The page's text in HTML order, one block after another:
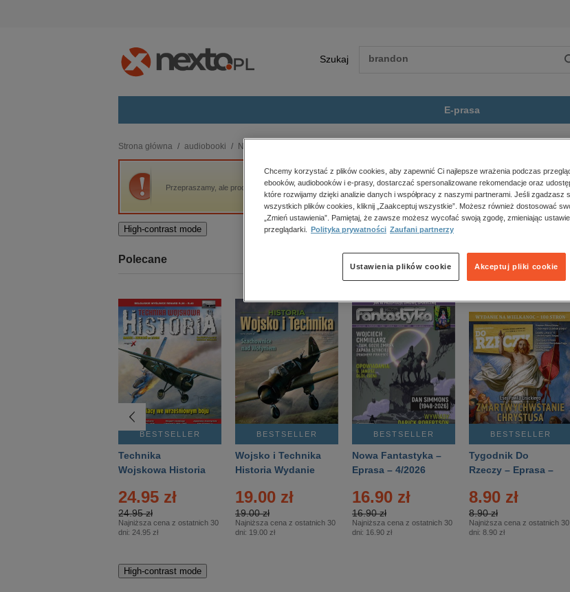
Szukaj
E-prasa
budownictwo, aranżacja wnętrz
biznesowe, branżowe, gospodarka
darmowe wydania
edukacja
kobiece, lifestyle, kultura
polityka, społeczno-informacyjne
psychologiczne
inne
popularno-naukowe
historia
zdrowie
religie
Strona główna audiobooki Naukowe i akademickie
Przepraszamy, ale produkt „Bitwa nad Berezyną 1812. Wielka ucieczka Napoleona” nie jest dostępny.
High-contrast mode
Polecane
BESTSELLER
Technika
Wojskowa Historia
24.95 zł
24.95 zł
Najniższa cena z ostatnich 30
dni: 24.95 zł
BESTSELLER
Wojsko i Technika
Historia Wydanie
– 2/2026
19.00 zł
19.00 zł
Najniższa cena z ostatnich 30
dni: 19.00 zł
BESTSELLER
Nowa Fantastyka –
Eprasa – 4/2026
16.90 zł
16.90 zł
Najniższa cena z ostatnich 30
dni: 16.90 zł
BESTSELLER
Tygodnik Do
Rzeczy – Eprasa –
8.90 zł
8.90 zł
Najniższa cena z ostatnich 30
dni: 8.90 zł
High-contrast mode
Chcemy korzystać z plików cookies, aby zapewnić Ci najlepsze wrażenia podczas
ebooków, audiobooków i e-prasy, dostarczać spersonalizowane rekomendacje oraz
które rozwijamy dzięki analizie danych i współpracy z naszymi partnerami. Jeśli zgadzasz
wszystkich plików cookies, kliknij „Zaakceptuj wszystkie”. Możesz również dostosować
„Zmień ustawienia”. Pamiętaj, że zawsze możesz wycofać swoją zgodę, zmieniając
przeglądarki.
Polityka prywatności Zaufani partnerzy
Akceptuj pliki cookie
Ustawienia plików cookie